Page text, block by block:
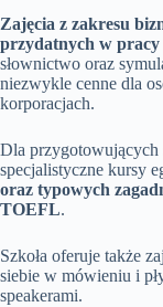
Zajęcia z zakresu
przydatnych w pracy
słownictwo oraz
niezwykle cenne dla
korporacjach.
Dla przygotowujących
specjalistyczne kursy
oraz typowych
TOEFL.
Szkoła oferuje także
siebie w mówieniu i
speakerami.